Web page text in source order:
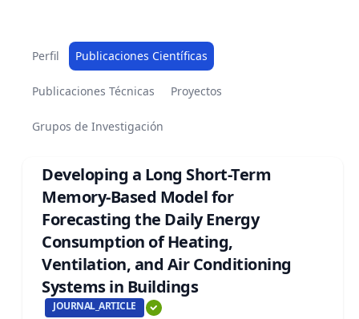
Perfil Publicaciones Científicas
Publicaciones Técnicas Proyectos
Grupos de Investigación
Developing a Long Short-Term
Memory-Based Model for
Forecasting the Daily Energy
Consumption of Heating,
Ventilation, and Air Conditioning
Systems in Buildings
JOURNAL_ARTICLE